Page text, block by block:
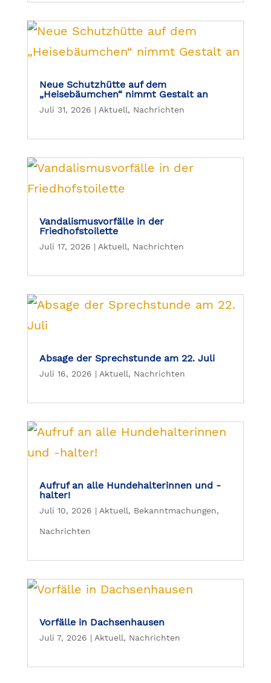
Neue Schutzhütte auf dem
„Heisebäumchen“ nimmt Gestalt an
Juli 31, 2026 | Aktuell, Nachrichten
Vandalismusvorfälle in der
Friedhofstoilette
Juli 17, 2026 | Aktuell, Nachrichten
Absage der Sprechstunde am 22. Juli
Juli 16, 2026 | Aktuell, Nachrichten
Aufruf an alle Hundehalterinnen und -
halter!
Juli 10, 2026 | Aktuell, Bekanntmachungen,
Nachrichten
Vorfälle in Dachsenhausen
Juli 7, 2026 | Aktuell, Nachrichten